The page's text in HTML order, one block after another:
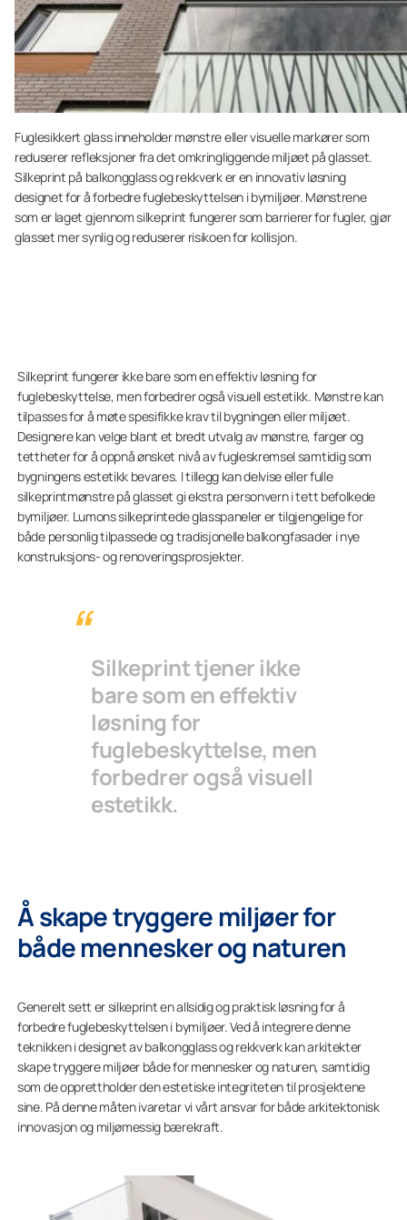
Fuglesikkert glass inneholder mønstre eller visuelle markører som
reduserer refleksjoner fra det omkringliggende miljøet på glasset.
Silkeprint på balkongglass og rekkverk er en innovativ løsning
designet for å forbedre fuglebeskyttelsen i bymiljøer. Mønstrene
som er laget gjennom silkeprint fungerer som barrierer for fugler, gjør
glasset mer synlig og reduserer risikoen for kollisjon.
Silkeprint fungerer ikke bare som en effektiv løsning for
fuglebeskyttelse, men forbedrer også visuell estetikk. Mønstre kan
tilpasses for å møte spesifikke krav til bygningen eller miljøet.
Designere kan velge blant et bredt utvalg av mønstre, farger og
tettheter for å oppnå ønsket nivå av fugleskremsel samtidig som
bygningens estetikk bevares. I tillegg kan delvise eller fulle
silkeprintmønstre på glasset gi ekstra personvern i tett befolkede
bymiljøer. Lumons silkeprintede glasspaneler er tilgjengelige for
både personlig tilpassede og tradisjonelle balkongfasader i nye
konstruksjons- og renoveringsprosjekter.
Silkeprint tjener ikke
bare som en effektiv
løsning for
fuglebeskyttelse, men
forbedrer også visuell
estetikk.
Å skape tryggere miljøer for
både mennesker og naturen
Generelt sett er silkeprint en allsidig og praktisk løsning for å
forbedre fuglebeskyttelsen i bymiljøer. Ved å integrere denne
teknikken i designet av balkongglass og rekkverk kan arkitekter
skape tryggere miljøer både for mennesker og naturen, samtidig
som de opprettholder den estetiske integriteten til prosjektene
sine. På denne måten ivaretar vi vårt ansvar for både arkitektonisk
innovasjon og miljømessig bærekraft.